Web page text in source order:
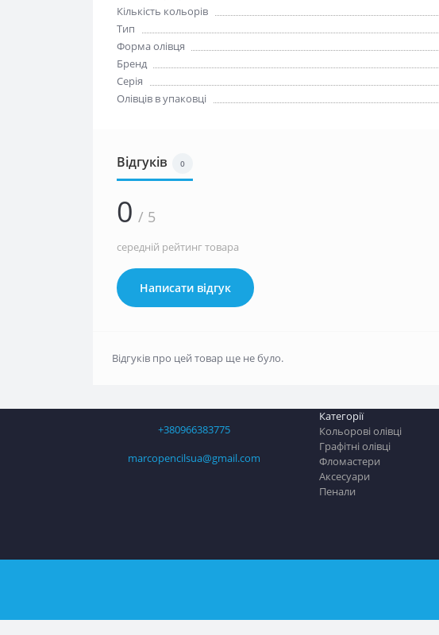
Кількість кольорів
Тип
Форма олівця
Бренд
Серія
Олівців в упаковці
Відгуків 0
0 / 5
середній рейтинг товара
Написати відгук
Відгуків про цей товар ще не було.
+380966383775
marcopencilsua@gmail.com
Категорії
Кольорові олівці
Графітні олівці
Фломастери
Аксесуари
Пенали